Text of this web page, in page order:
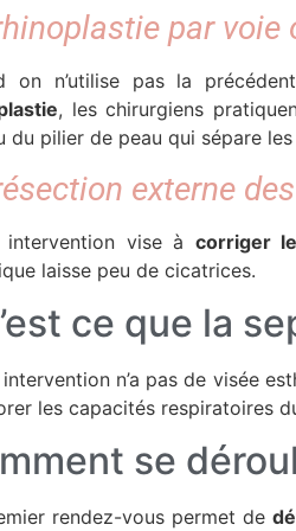
par voie
on n’utilise pas la
, les chirurgiens
du pilier de peau qui sépare
externe
intervention vise à corriger
laisse peu de cicatrices.
ce que la
n’a pas de visée
les capacités respiratoires
se
rendez-vous permet de